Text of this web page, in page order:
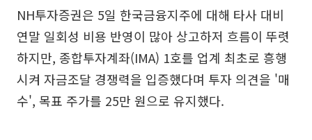
NH투자증권은 5일 한국금융지주에 대해 타사 대비
연말 일회성 비용 반영이 많아 상고하저 흐름이 뚜렷
하지만, 종합투자계좌(IMA) 1호를 업계 최초로 흥행
시켜 자금조달 경쟁력을 입증했다며 투자 의견을 '매
수', 목표 주가를 25만 원으로 유지했다.